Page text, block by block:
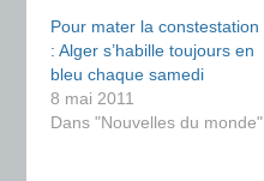
Pour mater la constestation
: Alger s’habille toujours en
bleu chaque samedi
8 mai 2011
Dans "Nouvelles du monde"